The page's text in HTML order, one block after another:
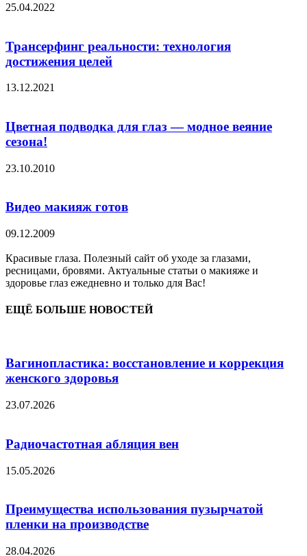
25.04.2022
Трансерфинг реальности: технология
достижения целей
13.12.2021
Цветная подводка для глаз — модное веяние
сезона!
23.10.2010
Видео макияж готов
09.12.2009
Красивые глаза. Полезный сайт об уходе за глазами,
ресницами, бровями. Актуальные статьи о макияже и
здоровье глаз ежедневно и только для Вас!
ЕЩЁ БОЛЬШЕ НОВОСТЕЙ
Вагинопластика: восстановление и коррекция
женского здоровья
23.07.2026
Радиочастотная абляция вен
15.05.2026
Преимущества использования пузырчатой
пленки на производстве
28.04.2026